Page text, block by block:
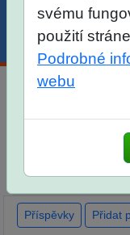
Menu Účet
skutečných
zkouškách
svému
použití
Podrobné
webu
Příspěvky Přidat